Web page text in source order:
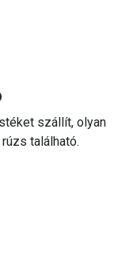
szállít, olyan
található.